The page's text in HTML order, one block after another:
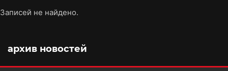
Записей не найдено.
архив новостей